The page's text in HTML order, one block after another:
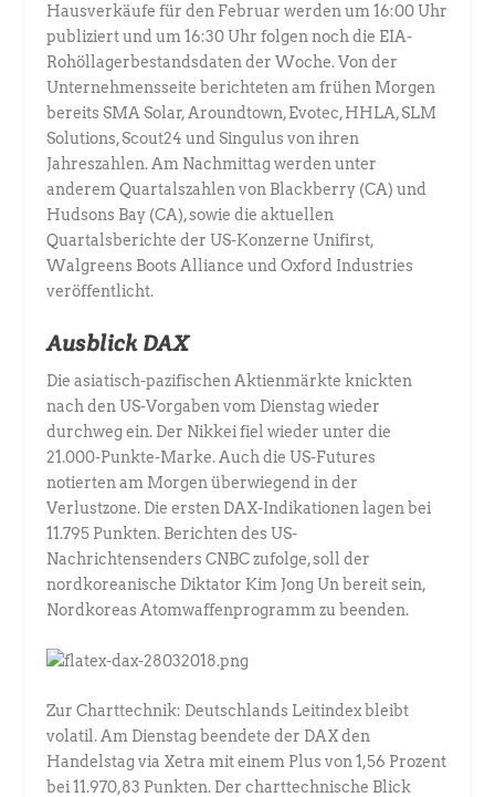
Hausverkäufe für den Februar werden um 16:00 Uhr
publiziert und um 16:30 Uhr folgen noch die EIA-
Rohöllagerbestandsdaten der Woche. Von der
Unternehmensseite berichteten am frühen Morgen
bereits SMA Solar, Aroundtown, Evotec, HHLA, SLM
Solutions, Scout24 und Singulus von ihren
Jahreszahlen. Am Nachmittag werden unter
anderem Quartalszahlen von Blackberry (CA) und
Hudsons Bay (CA), sowie die aktuellen
Quartalsberichte der US-Konzerne Unifirst,
Walgreens Boots Alliance und Oxford Industries
veröffentlicht.
Ausblick DAX
Die asiatisch-pazifischen Aktienmärkte knickten
nach den US-Vorgaben vom Dienstag wieder
durchweg ein. Der Nikkei fiel wieder unter die
21.000-Punkte-Marke. Auch die US-Futures
notierten am Morgen überwiegend in der
Verlustzone. Die ersten DAX-Indikationen lagen bei
11.795 Punkten. Berichten des US-
Nachrichtensenders CNBC zufolge, soll der
nordkoreanische Diktator Kim Jong Un bereit sein,
Nordkoreas Atomwaffenprogramm zu beenden.
Zur Charttechnik: Deutschlands Leitindex bleibt
volatil. Am Dienstag beendete der DAX den
Handelstag via Xetra mit einem Plus von 1,56 Prozent
bei 11.970,83 Punkten. Der charttechnische Blick